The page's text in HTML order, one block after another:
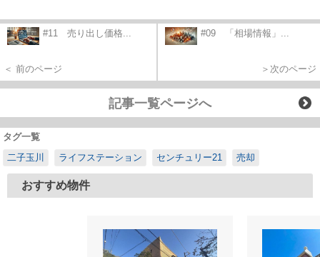
#11 売り出し価格...
＜ 前のページ
#09 「相場情報」...
＞次のページ
記事一覧ページへ
タグ一覧
二子玉川
ライフステーション センチュリー21 売却
おすすめ物件